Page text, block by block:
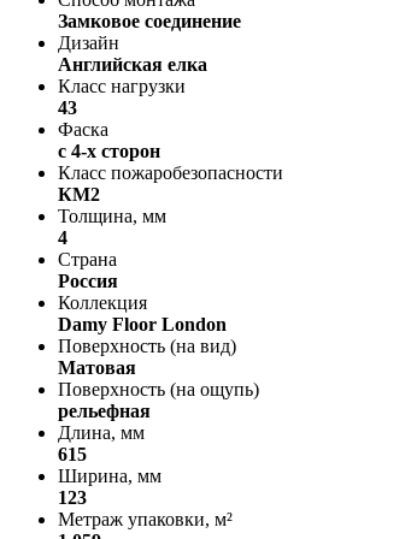
Замковое соединение
Дизайн
Английская елка
Класс нагрузки
43
Фаска
с 4-х сторон
Класс пожаробезопасности
КМ2
Толщина, мм
4
Страна
Россия
Коллекция
Damy Floor London
Поверхность (на вид)
Матовая
Поверхность (на ощупь)
рельефная
Длина, мм
615
Ширина, мм
123
Метраж упаковки, м²